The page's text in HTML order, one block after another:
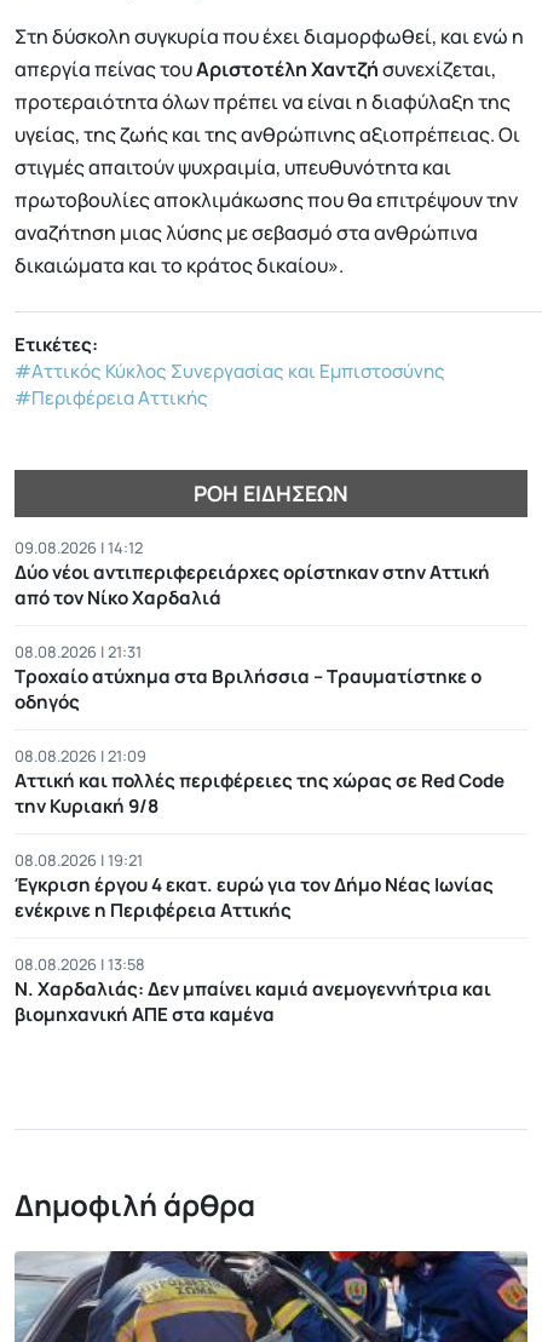
Στη δύσκολη συγκυρία που έχει διαμορφωθεί, και ενώ η
απεργία πείνας τουΑριστοτέλη Χαντζήσυνεχίζεται,
προτεραιότητα όλων πρέπει να είναι η διαφύλαξη της
υγείας, της ζωής και της ανθρώπινης αξιοπρέπειας. Οι
στιγμές απαιτούν ψυχραιμία, υπευθυνότητα και
πρωτοβουλίες αποκλιμάκωσης που θα επιτρέψουν την
αναζήτηση μιας λύσης με σεβασμό στα ανθρώπινα
δικαιώματα και το κράτος δικαίου».
Ετικέτες:
#Αττικός Κύκλος Συνεργασίας και Εμπιστοσύνης
#Περιφέρεια Αττικής
ΡΟΉ ΕΙΔΉΣΕΩΝ
09.08.2026 | 14:12
Δύο νέοι αντιπεριφερειάρχες ορίστηκαν στην Αττική
από τον Νίκο Χαρδαλιά
08.08.2026 | 21:31
Τροχαίο ατύχημα στα Βριλήσσια – Τραυματίστηκε ο
οδηγός
08.08.2026 | 21:09
Αττική και πολλές περιφέρειες της χώρας σε Red Code
την Κυριακή 9/8
08.08.2026 | 19:21
Έγκριση έργου 4 εκατ. ευρώ για τον Δήμο Νέας Ιωνίας
ενέκρινε η Περιφέρεια Αττικής
08.08.2026 | 13:58
Ν. Χαρδαλιάς: Δεν μπαίνει καμιά ανεμογεννήτρια και
βιομηχανική ΑΠΕ στα καμένα
Δημοφιλή άρθρα